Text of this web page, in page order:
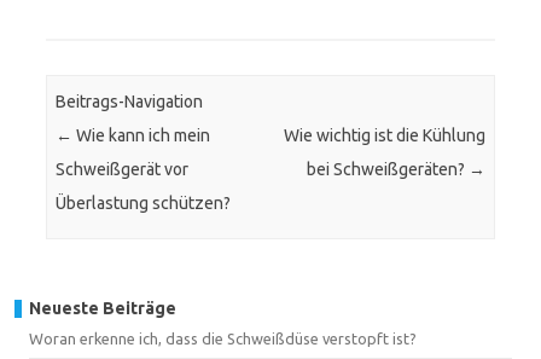
Beitrags-Navigation
← Wie kann ich mein
Schweißgerät vor
Überlastung schützen?
Wie wichtig ist die Kühlung
bei Schweißgeräten? →
Neueste Beiträge
Woran erkenne ich, dass die Schweißdüse verstopft ist?